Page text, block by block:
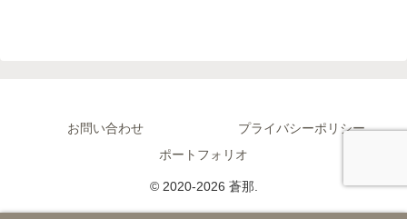
お問い合わせ
プライバシーポリシー
ポートフォリオ
© 2020-2026 蒼那.